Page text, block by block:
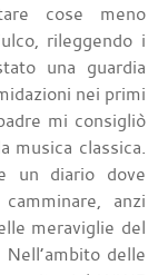
cose meno
rileggendo i
una guardia
nei primi
mi consigliò
musica classica.
un diario dove
anzi
meraviglie del
delle